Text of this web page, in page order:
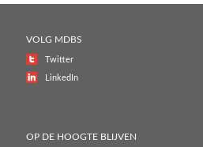
VOLG MDBS
Twitter
LinkedIn
OP DE HOOGTE BLIJVEN